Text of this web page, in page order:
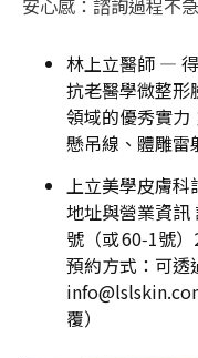
安心感：諮詢過程不
林上立醫師 —
抗老醫學微整形
領域的優秀實力
懸吊線、體雕雷
上立美學皮膚
地址與營業資訊
號（或 60‑1號
預約方式：可透
覆）